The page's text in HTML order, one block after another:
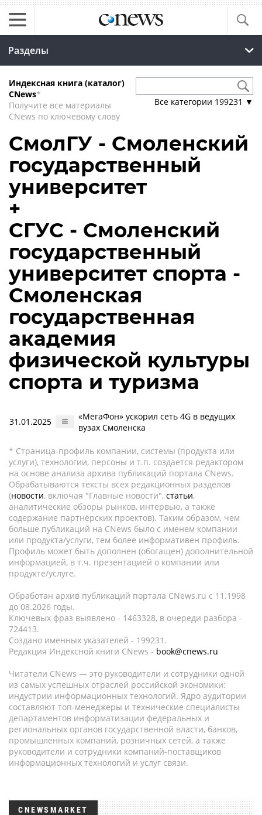
Разделы
Индексная книга (каталог)
CNews*
Получите все материалы
CNews по ключевому слову
Все категории 199231 ▼
СмолГУ - Смоленский
государственный
университет
+
СГУС - Смоленский
государственный
университет спорта -
Смоленская
государственная
академия
физической культуры
спорта и туризма
31.01.2025
«МегаФон» ускорил сеть 4G в ведущих
вузах Смоленска
* Страница-профиль компании, системы (продукта или
услуги), технологии, персоны и т.п. создается редактором
на основе анализа архива публикаций портала CNews.
Обрабатываются тексты всех редакционных разделов
(новости, включая "Главные новости", статьи,
аналитические обзоры рынков, интервью, а также
содержание партнёрских проектов). Таким образом, чем
больше публикаций на CNews было с именем компании
или продукта/услуги, тем более информативен профиль.
Профиль может быть дополнен (обогащен) дополнительной
информацией, в т.ч. презентацией о компании или
продукте/услуге.
Обработан архив публикаций портала CNews.ru c 11.1998
до 08.2026 годы.
Ключевых фраз выявлено - 1463328, в очереди разбора -
724413.
Создано именных указателей - 199231.
Редакция Индексной книги CNews - book@cnews.ru
Читатели CNews — это руководители и сотрудники одной
из самых успешных отраслей российской экономики:
индустрии информационных технологий. Ядро аудитории
составляют топ-менеджеры и технические специалисты
департаментов информатизации федеральных и
региональных органов государственной власти, банков,
промышленных компаний, розничных сетей, а также
руководители и сотрудники компаний-поставщиков
информационных технологий и услуг связи.
CNEWSMARKET